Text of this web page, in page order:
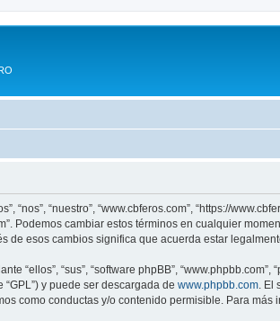
“nos”, “nuestro”, “www.cbferos.com”, “https://
Podemos cambiar estos términos en cualquier
de esos cambios significa que acuerda estar
“ellos”, “sus”, “software phpBB”,
“GPL”) y puede ser descargada de www.phpbb.com .
como conductas y/o contenido permisible. Para más